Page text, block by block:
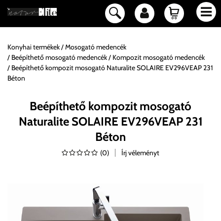
Konyhai termékek
Mosogató medencék
Beépíthető mosogató medencék
Kompozit mosogató medencék
Beépíthető kompozit mosogató Naturalite SOLAIRE EV296VEAP 231
Béton
Beépíthető kompozit mosogató
Naturalite SOLAIRE EV296VEAP 231
Béton
(0) Írj véleményt